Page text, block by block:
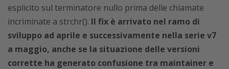
esplicito sul terminatore nullo prima delle chiamate
incriminate a strchr(). Il fix è arrivato nel ramo di
sviluppo ad aprile e successivamente nella serie v7
a maggio, anche se la situazione delle versioni
corrette ha generato confusione tra maintainer e